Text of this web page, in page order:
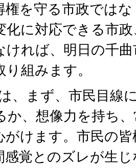
権を守る市政では
化に対応できる市
ければ、明日の千
組みます。
、まず、市民目線
か、想像力を持ち
がけます。市民の
感覚とのズレが生